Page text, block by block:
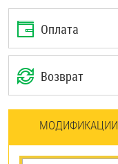
Оплата
Возврат
МОДИФИКАЦИИ